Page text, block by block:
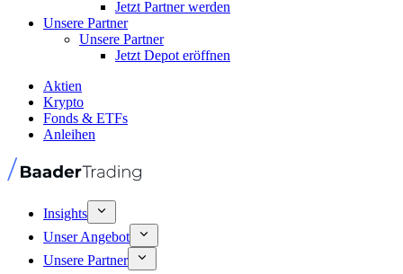
Jetzt Partner werden
Unsere Partner
Unsere Partner
Jetzt Depot eröffnen
Aktien
Krypto
Fonds & ETFs
Anleihen
Insights
Unser Angebot
Unsere Partner